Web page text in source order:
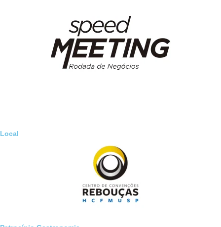
Local